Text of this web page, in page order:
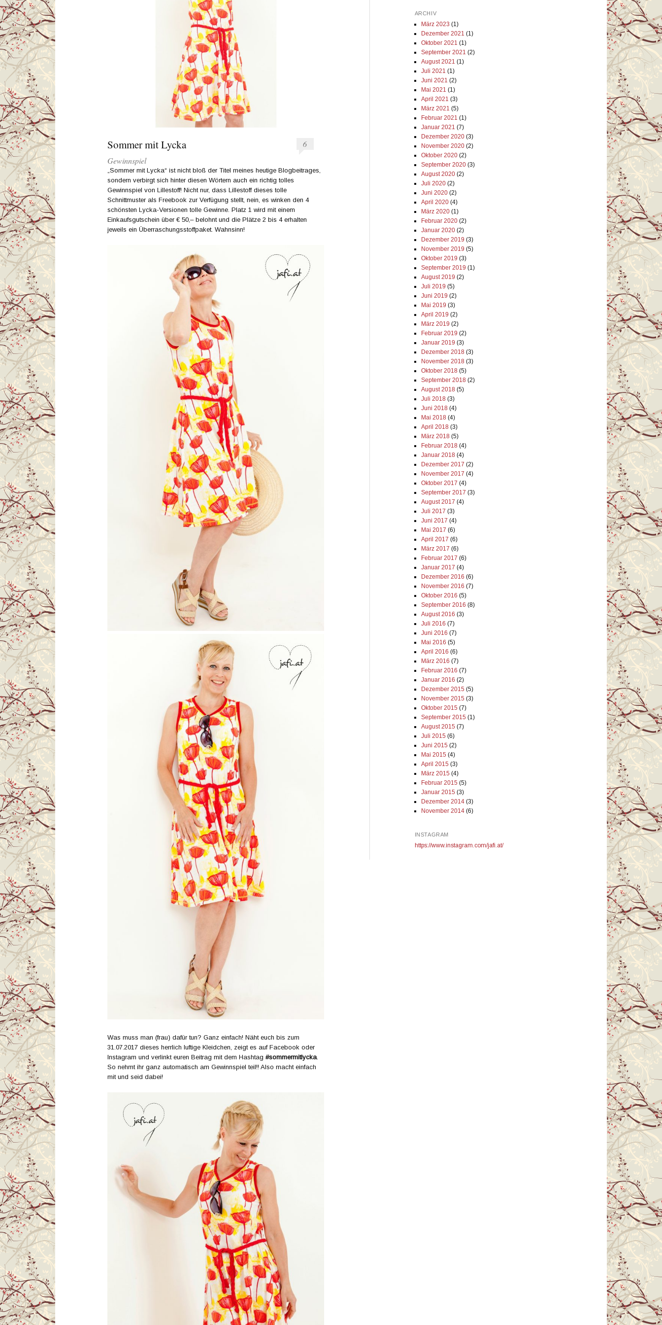
Sommer mit Lycka
6
Gewinnspiel
„Sommer mit Lycka“ ist nicht bloß der Titel meines heutige Blogbeitrages,
sondern verbirgt sich hinter diesen Wörtern auch ein richtig tolles
Gewinnspiel von Lillestoff! Nicht nur, dass Lillestoff dieses tolle
Schnittmuster als Freebook zur Verfügung stellt, nein, es winken den 4
schönsten Lycka-Versionen tolle Gewinne. Platz 1 wird mit einem
Einkaufsgutschein über € 50,– belohnt und die Plätze 2 bis 4 erhalten
jeweils ein Überraschungsstoffpaket. Wahnsinn!
Was muss man (frau) dafür tun? Ganz einfach! Näht euch bis zum
31.07.2017 dieses herrlich luftige Kleidchen, zeigt es auf Facebook oder
Instagram und verlinkt euren Beitrag mit dem Hashtag #sommermitlycka.
So nehmt ihr ganz automatisch am Gewinnspiel teil!! Also macht einfach
mit und seid dabei!
ARCHIV
März 2023 (1)
Dezember 2021 (1)
Oktober 2021 (1)
September 2021 (2)
August 2021 (1)
Juli 2021 (1)
Juni 2021 (2)
Mai 2021 (1)
April 2021 (3)
März 2021 (5)
Februar 2021 (1)
Januar 2021 (7)
Dezember 2020(3)
November 2020(2)
Oktober 2020(2)
September 2020(3)
August 2020(2)
Juli 2020(2)
Juni 2020(2)
April 2020(4)
März 2020(1)
Februar 2020(2)
Januar 2020(2)
Dezember 2019 (3)
November 2019 (5)
Oktober 2019 (3)
September 2019 (1)
August 2019 (2)
Juli 2019 (5)
Juni 2019 (2)
Mai 2019 (3)
April 2019 (2)
März 2019 (2)
Februar 2019 (2)
Januar 2019 (3)
Dezember 2018(3)
November 2018(3)
Oktober 2018(5)
September 2018(2)
August 2018(5)
Juli 2018(3)
Juni 2018(4)
Mai 2018(4)
April 2018(3)
März 2018(5)
Februar 2018(4)
Januar 2018(4)
Dezember 2017 (2)
November 2017 (4)
Oktober 2017 (4)
September 2017 (3)
August 2017 (4)
Juli 2017 (3)
Juni 2017 (4)
Mai 2017 (6)
April 2017 (6)
März 2017 (6)
Februar 2017 (6)
Januar 2017 (4)
Dezember 2016 (6)
November 2016 (7)
Oktober 2016 (5)
September 2016 (8)
August 2016 (3)
Juli 2016 (7)
Juni 2016 (7)
Mai 2016 (5)
April 2016 (6)
März 2016 (7)
Februar 2016 (7)
Januar 2016 (2)
Dezember 2015 (5)
November 2015 (3)
Oktober 2015 (7)
September 2015 (1)
August 2015 (7)
Juli 2015 (6)
Juni 2015 (2)
Mai 2015 (4)
April 2015 (3)
März 2015 (4)
Februar 2015 (5)
Januar 2015 (3)
Dezember 2014(3)
November 2014(6)
INSTAGRAM
https://www.instagram.com/jafi.at/